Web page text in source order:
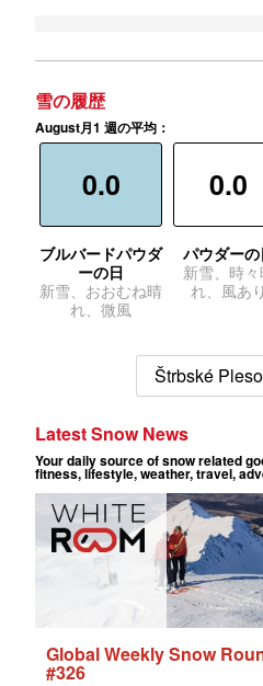
雪の履歴
August月1 週の平均：
0.0
ブルバードパウダ
ーの日
新雪、おおむね晴
れ、微風
0.0
パウダーの
新雪、時
れ、風あり
Štrbské